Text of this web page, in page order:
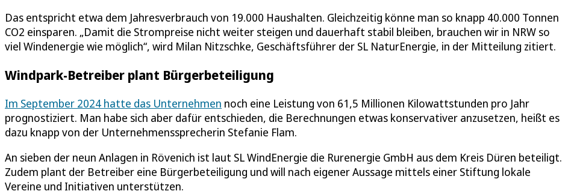
Das entspricht etwa dem Jahresverbrauch von 19.000 Haushalten. Gleichzeitig könne man so knapp 40.000 Tonnen
CO2 einsparen. „Damit die Strompreise nicht weiter steigen und dauerhaft stabil bleiben, brauchen wir in NRW so
viel Windenergie wie möglich“, wird Milan Nitzschke, Geschäftsführer der SL NaturEnergie, in der Mitteilung zitiert.
Windpark-Betreiber plant Bürgerbeteiligung
Im September 2024 hatte das Unternehmen noch eine Leistung von 61,5 Millionen Kilowattstunden pro Jahr
prognostiziert. Man habe sich aber dafür entschieden, die Berechnungen etwas konservativer anzusetzen, heißt es
dazu knapp von der Unternehmenssprecherin Stefanie Flam.
An sieben der neun Anlagen in Rövenich ist laut SL WindEnergie die Rurenergie GmbH aus dem Kreis Düren beteiligt.
Zudem plant der Betreiber eine Bürgerbeteiligung und will nach eigener Aussage mittels einer Stiftung lokale
Vereine und Initiativen unterstützen.